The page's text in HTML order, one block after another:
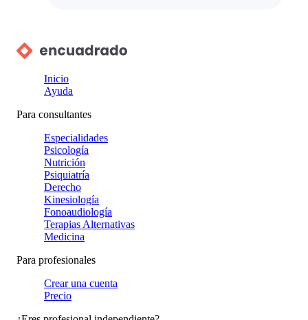
Inicio
Ayuda
Para consultantes
Especialidades
Psicología
Nutrición
Psiquiatría
Derecho
Kinesiología
Fonoaudiología
Terapias Alternativas
Medicina
Para profesionales
Crear una cuenta
Precio